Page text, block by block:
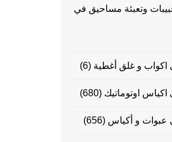
وتعبئة مساحيق في
اكواب و غلق أغطية (6)
اوتوماتيك (680)
عبوات و أكياس (656)